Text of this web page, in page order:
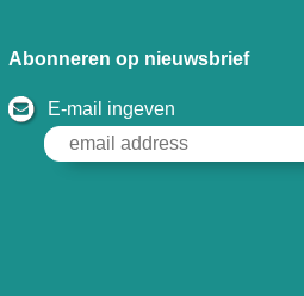
Abonneren op nieuwsbrief
E-mail ingeven